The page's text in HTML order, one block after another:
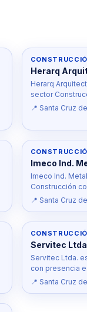
Herarq
Herarq
sector
📍 Santa Cruz
Imeco Ind.
Imeco Ind.
Construcción
📍 Santa Cruz
Servitec
Servitec Ltda.
con presencia
📍 Santa Cruz